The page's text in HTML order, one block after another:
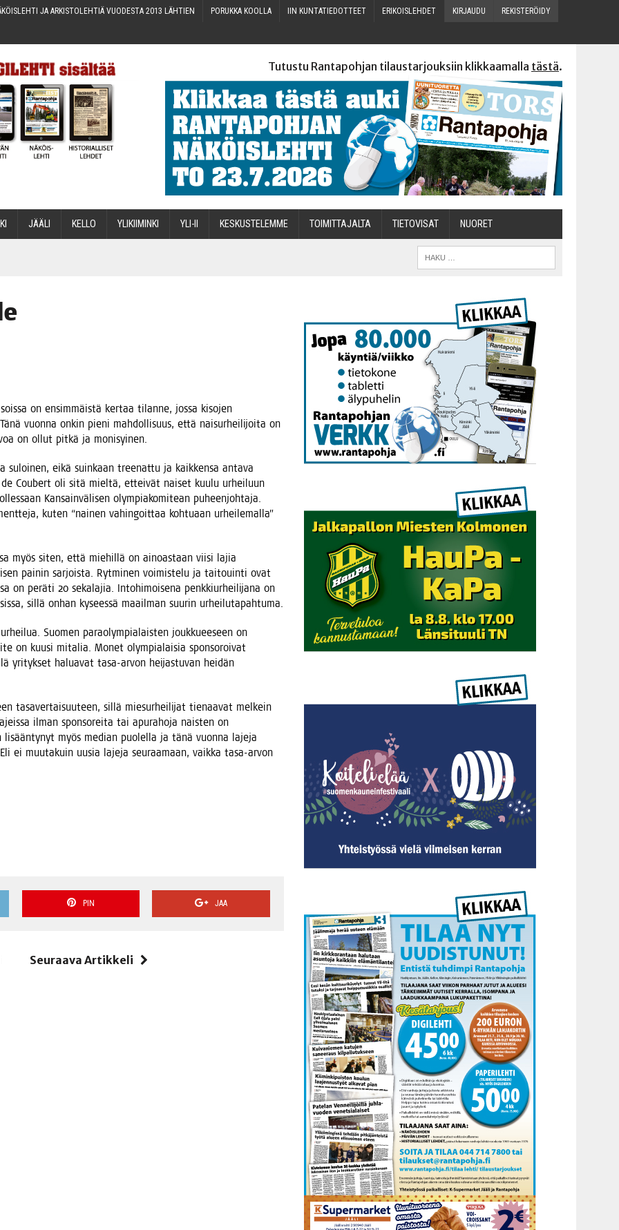
JA ARKIS­TO­LEH­TIÄ VUO­DES­TA 2013 LÄHTIEN PORUK­KA KOOLLA IIN KUN­TA­TIE­DOT­TEET ERI­KOIS­LEH­DET KIR­JAU­DU REKIS­TE­RÖI­DY
Tutustu Rantapohjan tilaustarjouksiin klikkaamalla tästä.
JÄÄ­LI KEL­LO YLI­KII­MIN­KI YLI-II KES­KUS­TE­LEM­ME TOI­MIT­TA­JAL­TA TIETOVISAT NUO­RET
on ensim­mäis­tä ker­taa tilan­ne, jos­sa kiso­jen
vuon­na onkin pie­ni mah­dol­li­suus, että nai­sur­hei­li­joi­ta on
on ollut pit­kä ja monisyinen.
suloi­nen, eikä suin­kaan tree­nat­tu ja kaik­ken­sa anta­va
Cou­bert oli sitä miel­tä, ettei­vät nai­set kuu­lu urhei­luun
Kan­sain­vä­li­sen olym­pia­ko­mi­tean puheen­joh­ta­ja.
kuten “nai­nen vahin­goit­taa koh­tu­aan urhei­le­mal­la”
myös siten, että mie­hil­lä on ainoas­taan vii­si lajia
pai­nin sar­jois­ta. Ryt­mi­nen voi­mis­te­lu ja tai­to­uin­ti ovat
on perä­ti 20 seka­la­jia. Into­hi­moi­se­na penk­kiur­hei­li­ja­na on
sil­lä onhan kysees­sä maa­il­man suu­rin urheilutapahtuma.
Suo­men parao­lym­pia­lais­ten jouk­ku­ee­seen on
on kuusi mita­lia. Monet olym­pia­lai­sia spon­so­roi­vat
yri­tyk­set halua­vat tasa-arvon hei­jas­tu­van hei­dän
tasa­ver­tai­suu­teen, sil­lä mie­sur­hei­li­jat tie­naa­vat mel­kein
ilman spon­so­rei­ta tai apu­ra­ho­ja nais­ten on
myös median puo­lel­la ja tänä vuon­na laje­ja
ei muu­ta­kuin uusia laje­ja seu­raa­maan, vaik­ka tasa-arvon
PIN JAA
Seuraava Artikkeli